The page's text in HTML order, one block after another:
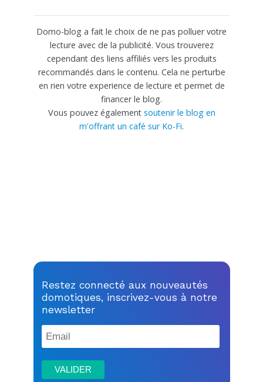
Domo-blog a fait le choix de ne pas polluer votre
lecture avec de la publicité. Vous trouverez
cependant des liens affiliés vers les produits
recommandés dans le contenu. Cela ne perturbe
en rien votre experience de lecture et permet de
financer le blog.
Vous pouvez également soutenir le blog en
m'offrant un café sur Ko-Fi.
Restez connecté aux nouveautés
domotiques, inscrivez-vous à notre
newsletter